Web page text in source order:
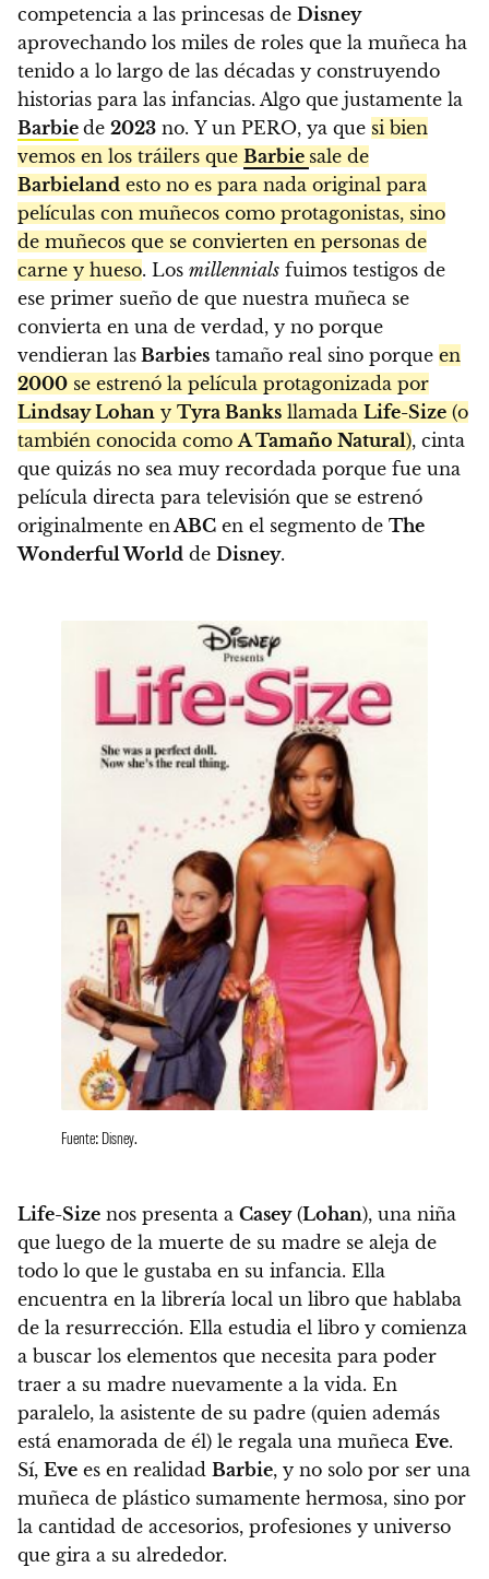
competencia a las princesas de Disney
aprovechando los miles de roles que la muñeca ha
tenido a lo largo de las décadas y construyendo
historias para las infancias. Algo que justamente la
Barbie de 2023 no. Y un PERO, ya que si bien
vemos en los tráilers que Barbie sale de
Barbieland esto no es para nada original para
películas con muñecos como protagonistas, sino
de muñecos que se convierten en personas de
carne y hueso. Los millennials fuimos testigos de
ese primer sueño de que nuestra muñeca se
convierta en una de verdad, y no porque
vendieran las Barbies tamaño real sino porque en
2000 se estrenó la película protagonizada por
Lindsay Lohan y Tyra Banks llamada Life-Size (o
también conocida comoA Tamaño Natural), cinta
que quizás no sea muy recordada porque fue una
película directa para televisión que se estrenó
originalmente enABC en el segmento de The
Wonderful World de Disney.
Fuente: Disney.
Life-Size nos presenta a Casey(Lohan), una niña
que luego de la muerte de su madre se aleja de
todo lo que le gustaba en su infancia. Ella
encuentra en la librería local un libro que hablaba
de la resurrección. Ella estudia el libro y comienza
a buscar los elementos que necesita para poder
traer a su madre nuevamente a la vida. En
paralelo, la asistente de su padre (quien además
está enamorada de él) le regala una muñeca Eve.
Sí, Eve es en realidad Barbie, y no solo por ser una
muñeca de plástico sumamente hermosa, sino por
la cantidad de accesorios, profesiones y universo
que gira a su alrededor.